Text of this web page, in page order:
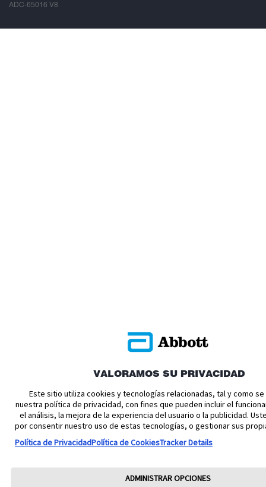
ADC-65016 V8
VALORAMOS SU PRIVACIDAD
Este sitio utiliza cookies y tecnologías relacionadas, tal y como
nuestra política de privacidad, con fines que pueden incluir el
el análisis, la mejora de la experiencia del usuario o la publicidad.
por consentir nuestro uso de estas tecnologías, o gestionar sus
Política de PrivacidadPolítica de CookiesTracker Details
ADMINISTRAR OPCIONES